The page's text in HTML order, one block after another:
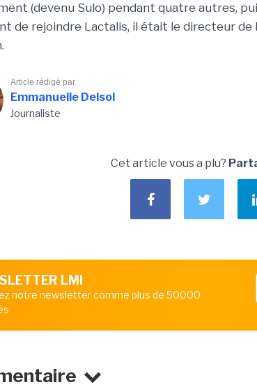
(devenu Sulo) pendant quatre autres,
de rejoindre Lactalis, il était le directeur
Article rédigé par
Emmanuelle Delsol
Journaliste
Cet article vous a plu?
LMI
notre newsletter comme plus de 50000